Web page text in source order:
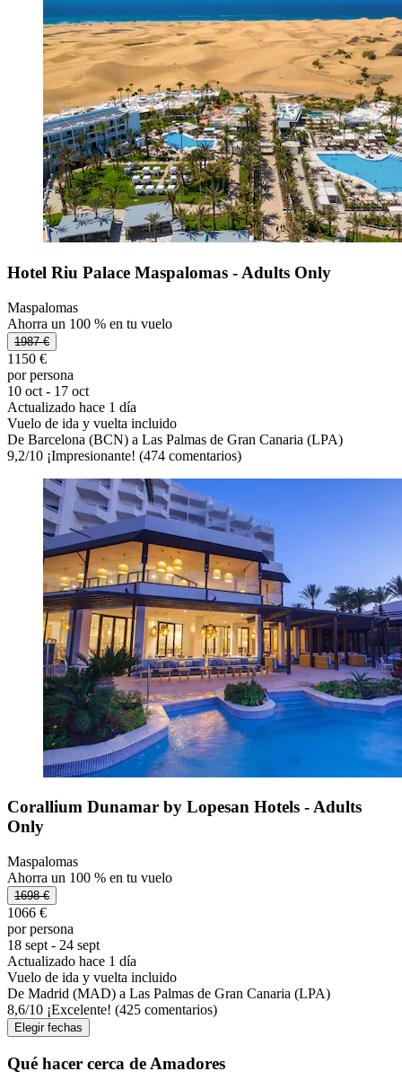
Hotel Riu Palace Maspalomas - Adults Only
Maspalomas
Ahorra un 100 % en tu vuelo
1987 €
1150 €
por persona
10 oct - 17 oct
Actualizado hace 1 día
Vuelo de ida y vuelta incluido
De Barcelona (BCN) a Las Palmas de Gran Canaria (LPA)
9,2/10 ¡Impresionante! (474 comentarios)
Corallium Dunamar by Lopesan Hotels - Adults
Only
Maspalomas
Ahorra un 100 % en tu vuelo
1698 €
1066 €
por persona
18 sept - 24 sept
Actualizado hace 1 día
Vuelo de ida y vuelta incluido
De Madrid (MAD) a Las Palmas de Gran Canaria (LPA)
8,6/10 ¡Excelente! (425 comentarios)
Elegir fechas
Qué hacer cerca de Amadores